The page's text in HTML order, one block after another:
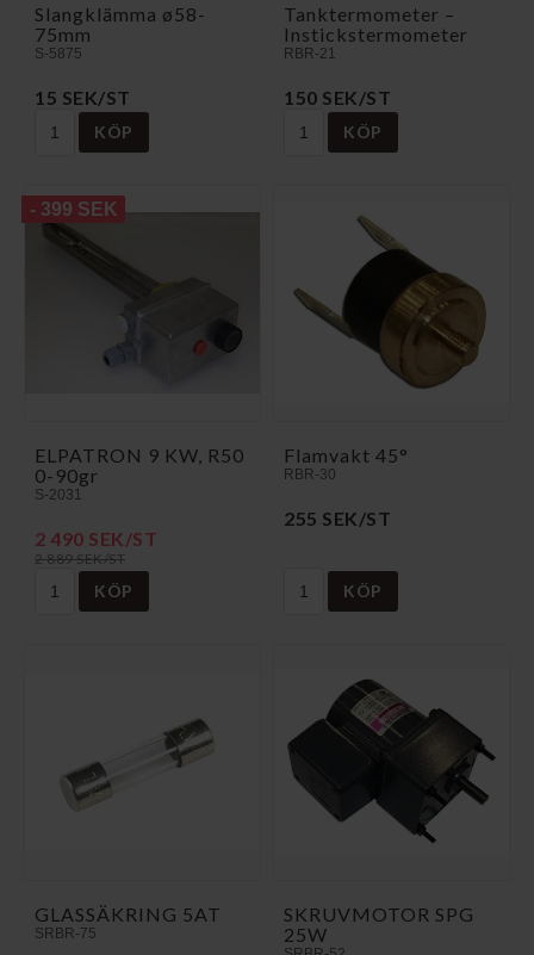
Slangklämma ø58-
75mm
S-5875
15 SEK/ST
KÖP
Tanktermometer –
Instickstermometer
RBR-21
150 SEK/ST
KÖP
- 399 SEK
ELPATRON 9 KW, R50
0-90gr
S-2031
2 889 SEK/ST
2 490 SEK/ST
KÖP
Flamvakt 45°
RBR-30
255 SEK/ST
KÖP
GLASSÄKRING 5AT
SRBR-75
SKRUVMOTOR SPG
25W